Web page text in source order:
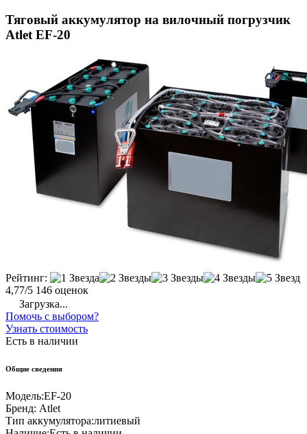
Тяговый аккумулятор на вилочный погрузчик
Atlet EF-20
Рейтинг:
4,77/5 146 оценок
Загрузка...
Помочь с выбором?
Узнать стоимость
Есть в наличии
Общие сведения
Модель:EF-20
Бренд: Atlet
Тип аккумулятора:литиевый